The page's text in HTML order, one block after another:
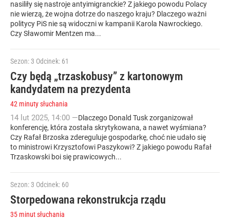
nasiliły się nastroje antyimigranckie? Z jakiego powodu Polacy
nie wierzą, że wojna dotrze do naszego kraju? Dlaczego ważni
politycy PiS nie są widoczni w kampanii Karola Nawrockiego.
Czy Sławomir Mentzen ma...
Sezon: 3 Odcinek: 61
Czy będą „trzaskobusy” z kartonowym
kandydatem na prezydenta
42 minuty słuchania
14 lut 2025, 14:00 —Dlaczego Donald Tusk zorganizował
konferencję, która została skrytykowana, a nawet wyśmiana?
Czy Rafał Brzoska zdereguluje gospodarkę, choć nie udało się
to ministrowi Krzysztofowi Paszykowi? Z jakiego powodu Rafał
Trzaskowski boi się prawicowych...
Sezon: 3 Odcinek: 60
Storpedowana rekonstrukcja rządu
35 minut słuchania